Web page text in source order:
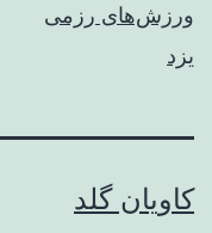
ورزش‌های رزمی
یزد
کاویان گلد